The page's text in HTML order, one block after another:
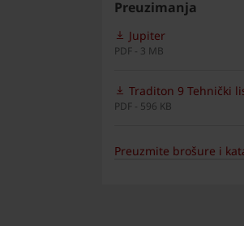
Preuzimanja
Jupiter
PDF - 3 MB
Traditon 9 Tehnički
PDF - 596 KB
Preuzmite brošure i